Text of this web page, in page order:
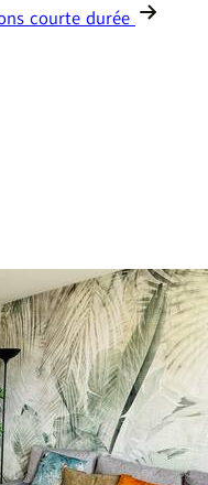
courte durée